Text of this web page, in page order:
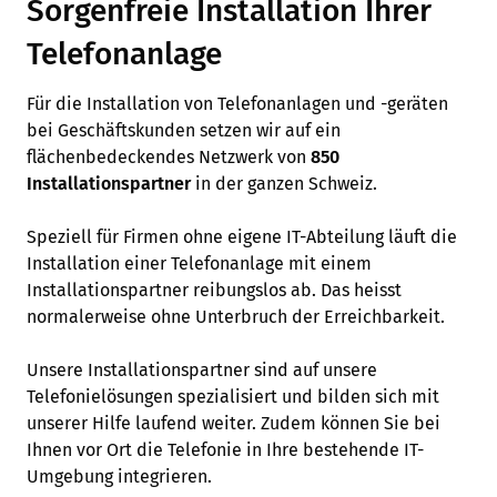
Sorgenfreie Installation Ihrer
Telefonanlage
Für die Installation von Telefonanlagen und -geräten
bei Geschäftskunden setzen wir auf ein
flächenbedeckendes Netzwerk von 850
Installationspartnerin der ganzen Schweiz.
Speziell für Firmen ohne eigene IT-Abteilung läuft die
Installation einer Telefonanlage mit einem
Installationspartner reibungslos ab. Das heisst
normalerweise ohne Unterbruch der Erreichbarkeit.
Unsere Installationspartner sind auf unsere
Telefonielösungen spezialisiert und bilden sich mit
unserer Hilfe laufend weiter. Zudem können Sie bei
Ihnen vor Ort die Telefonie in Ihre bestehende IT-
Umgebung integrieren.